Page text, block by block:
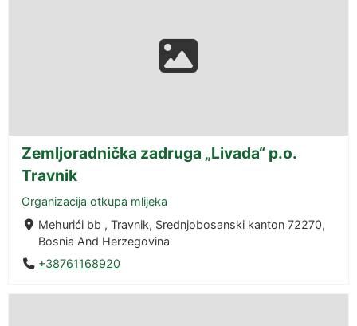
Zemljoradnička zadruga „Livada“ p.o.
Travnik
Organizacija otkupa mlijeka
Mehurići bb , Travnik, Srednjobosanski kanton 72270,
Bosnia And Herzegovina
+38761168920